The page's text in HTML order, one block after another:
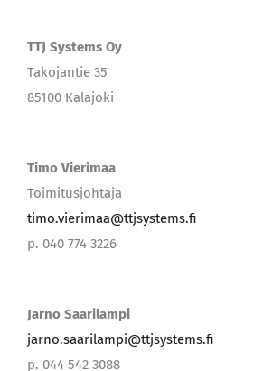
TTJ Systems Oy
Takojantie 35
85100 Kalajoki
Timo Vierimaa
Toimitusjohtaja
timo.vierimaa@ttjsystems.fi
p. 040 774 3226
Jarno Saarilampi
jarno.saarilampi@ttjsystems.fi
p. 044 542 3088